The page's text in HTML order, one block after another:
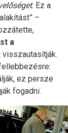
. Ez a
–
a
visszautasítják.
ez persze
fogadni.